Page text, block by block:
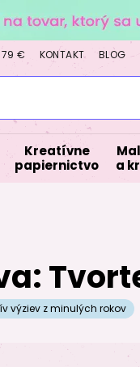
79 € KONTAKT BLOG
Kreatívne
papiernictvo
a
výziev z minulých rokov